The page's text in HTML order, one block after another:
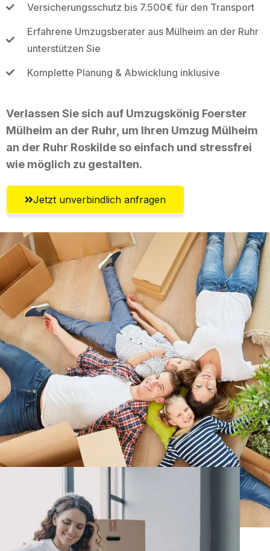
Versicherungsschutz bis 7.500€ für den Transport
Erfahrene Umzugsberater aus Mülheim an der Ruhr
unterstützen Sie
Komplette Planung & Abwicklung inklusive
Verlassen Sie sich auf Umzugskönig Foerster
Mülheim an der Ruhr, um Ihren Umzug Mülheim
an der Ruhr Roskilde so einfach und stressfrei
wie möglich zu gestalten.
Jetzt unverbindlich anfragen